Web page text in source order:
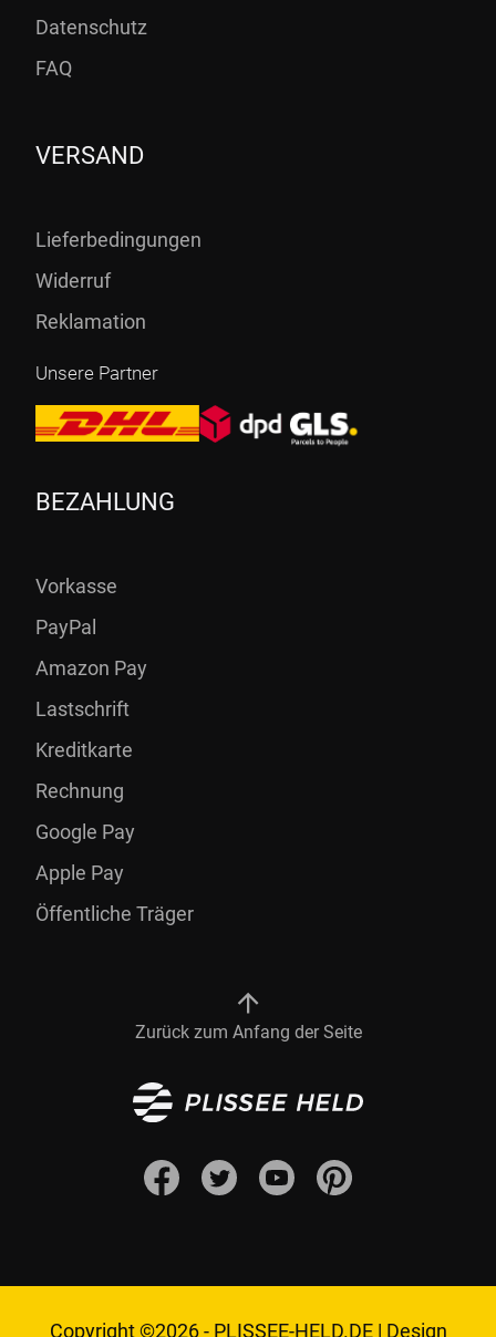
Zurück zum Anfang der Seite
Datenschutz
FAQ
VERSAND
Lieferbedingungen
Widerruf
Reklamation
Unsere Partner
BEZAHLUNG
Vorkasse
PayPal
Amazon Pay
Lastschrift
Kreditkarte
Rechnung
Google Pay
Apple Pay
Öffentliche Träger
Copyright ©2026 - PLISSEE-HELD.DE| Design